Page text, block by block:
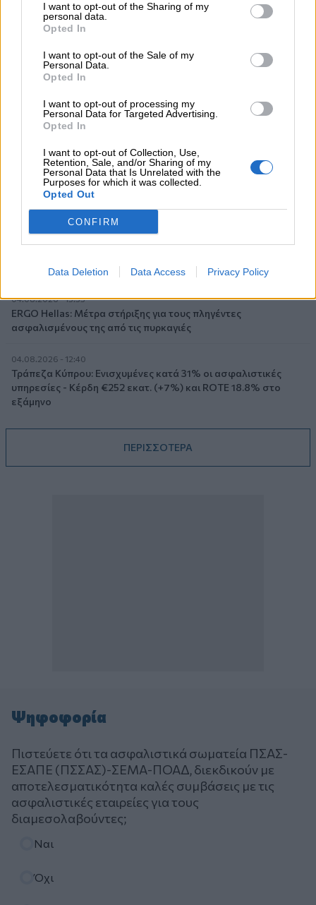
I want to opt-out of the Sharing of my
personal data.
Opted In
I want to opt-out of the Sale of my
Personal Data.
Opted In
I want to opt-out of processing my
Personal Data for Targeted Advertising.
Opted In
I want to opt-out of Collection, Use,
Retention, Sale, and/or Sharing of my
Personal Data that Is Unrelated with the
Purposes for which it was collected.
Opted Out
CONFIRM
Data Deletion Data Access Privacy Policy
05.08.2026 - 10:19
WWF: Περισσότερα από 180.000 στρέμματα καμένων
05.08.2026 - 09:45
05.08.2026 - 09:20
Καλοκαιρινό ταξίδι: Οι 8 συμβουλές που αξίζει να δώσει κάθε
ασφαλιστής στους πελάτες του
05.08.2026 - 08:51
Το εκλογικό «καμπανάκι» της Goldman Sachs, η ισχυρή
πιστωτική επέκταση των ελληνικών τραπεζών, το «πάρτι»
στις αγορές, οι «κρυμμένες» αξίες της ΓΕΚ ΤΕΡΝΑ
Ιωάννης Μπολέτης – ΩΝΑΣΕΙΟ
04.08.2026 - 15:33
ERGO Hellas: Μέτρα στήριξης για τους πληγέντες
ασφαλισμένους της από τις πυρκαγιές
04.08.2026 - 12:40
Τράπεζα Κύπρου: Ενισχυμένες κατά 31% οι ασφαλιστικές
υπηρεσίες - Κέρδη €252 εκατ. (+7%) και ROTE 18.8% στο
εξάμηνο
ΠΕΡΙΣΣΟΤΕΡΑ
Ψηφοφορία
Πιστεύετε ότι τα ασφαλιστικά σωματεία ΠΣΑΣ-
ΕΣΑΠΕ (ΠΣΣΑΣ)-ΣΕΜΑ-ΠΟΑΔ, διεκδικούν με
αποτελεσματικότητα καλές συμβάσεις με τις
ασφαλιστικές εταιρείες για τους
διαμεσολαβούντες;
Ναι
Όχι